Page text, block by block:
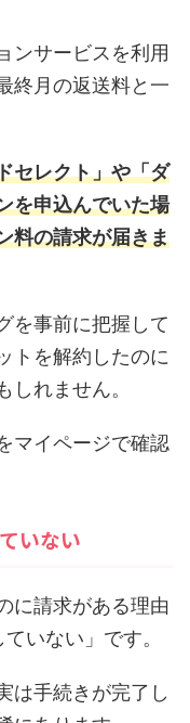
ンサービスを利用
終月の返送料と一
セレクト」や「ダ
を申込んでいた場
料の請求が届きま
を事前に把握して
トを解約したのに
れません。
マイページで確認
いない
に請求がある理由
いない」です。
は手続きが完了し